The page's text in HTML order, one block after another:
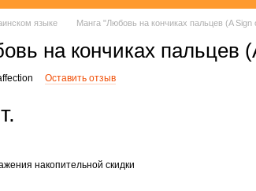
языке Манга "Любовь на кончиках пальцев (A
на кончиках
Оставить отзыв
накопительной скидки